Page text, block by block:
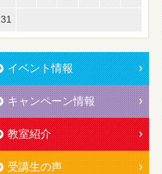
31
イベント情報
キャンペーン情報
教室紹介
受講生の声